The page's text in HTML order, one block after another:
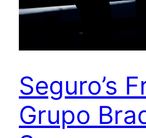
Seguro’s
Grupo